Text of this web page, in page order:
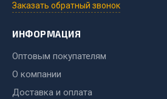
Система охлаждения
Кабина
Оперение кабины
Заказать обратный звонок
ИНФОРМАЦИЯ
Оптовым покупателям
О компании
Доставка и оплата